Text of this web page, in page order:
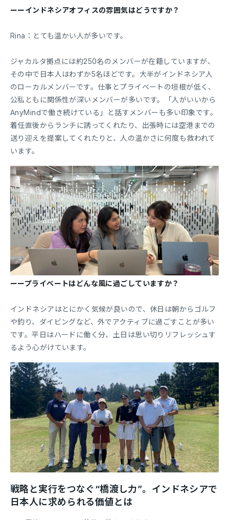
ーーインドネシアオフィスの雰囲気はどうですか？
Rina：とても温かい人が多いです。
ジャカルタ拠点には約250名のメンバーが在籍していますが、
その中で日本人はわずか5名ほどです。大半がインドネシア人
のローカルメンバーです。仕事とプライベートの垣根が低く、
公私ともに関係性が深いメンバーが多いです。「人がいいから
AnyMindで働き続けている」と話すメンバーも多い印象です。
着任直後からランチに誘ってくれたり、出張時には空港までの
送り迎えを提案してくれたりと、人の温かさに何度も救われて
います。
ーープライベートはどんな風に過ごしていますか？
インドネシアはとにかく気候が良いので、休日は朝からゴルフ
や釣り、ダイビングなど、外でアクティブに過ごすことが多い
です。平日はハードに働く分、土日は思い切りリフレッシュす
るよう心がけています。
戦略と実行をつなぐ“橋渡し力”。インドネシアで
日本人に求められる価値とは